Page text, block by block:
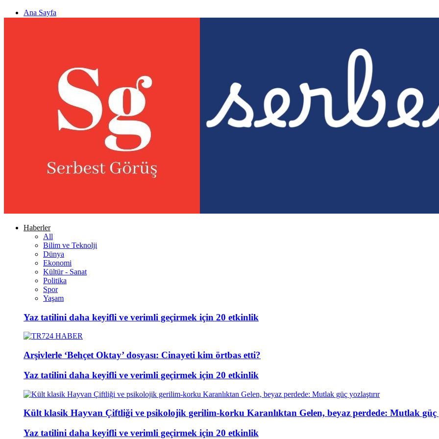
Ana Sayfa
Haberler
All
Bilim ve Teknolji
Dünya
Ekonomi
Kültür - Sanat
Politika
Spor
Yaşam
Yaz tatilini daha keyifli ve verimli geçirmek için 20 etkinlik
Arşivlerle ‘Behçet Oktay’ dosyası: Cinayeti kim örtbas etti?
Yaz tatilini daha keyifli ve verimli geçirmek için 20 etkinlik
Kült klasik Hayvan Çiftliği ve psikolojik gerilim-korku Karanlıktan Gelen, beyaz perdede: Mutlak güç
Yaz tatilini daha keyifli ve verimli geçirmek için 20 etkinlik